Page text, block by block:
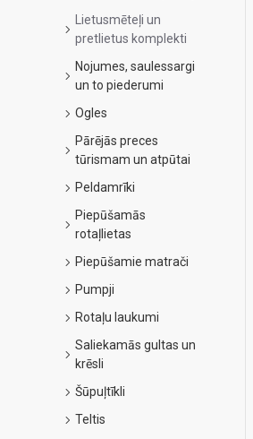
Lietusmēteļi un
pretlietus komplekti
Nojumes, saulessargi
un to piederumi
Ogles
Pārējās preces
tūrismam un atpūtai
Peldamrīki
Piepūšamās
rotaļlietas
Piepūšamie matrači
Pumpji
Rotaļu laukumi
Saliekamās gultas un
krēsli
Šūpuļtīkli
Teltis